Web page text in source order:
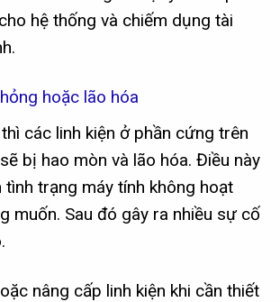
hệ thống và chiếm dụng tài
hoặc lão hóa
các linh kiện ở phần cứng trên
bị hao mòn và lão hóa. Điều này
tình trạng máy tính không hoạt
muốn. Sau đó gây ra nhiều sự cố
nâng cấp linh kiện khi cần thiết